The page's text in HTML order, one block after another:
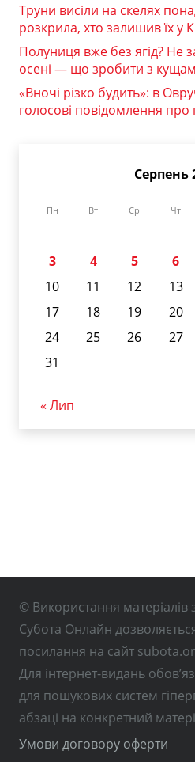
Труни висіли на скелях
розкрила, хто залишив їх у
Полуниця вже без ягід? Не
осені — що зробити з
«Вночі різко будить»: в
голосові повідомлення про
Серпень
Пн Вт Ср Чт
3
4 5 6
10
11 12 13
17
18 19 20
24
25 26 27
31
« Лип
© Використання матеріалів
Субота Онлайн
посилання на сайт
Для інтернет-видань
для пошукових систем
абзаці на конкретний
Умови договору оферти